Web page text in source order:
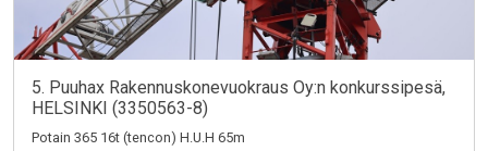
5. Puuhax Rakennuskonevuokraus Oy:n konkurssipesä,
HELSINKI (3350563-8)
Potain 365 16t (tencon) H.U.H 65m